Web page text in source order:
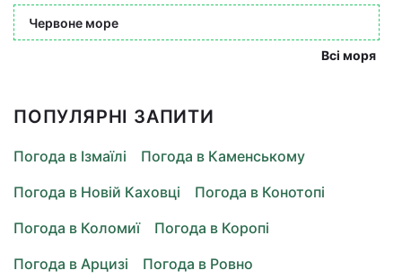
Червоне море
Всі моря
ПОПУЛЯРНІ ЗАПИТИ
Погода в Ізмаїлі
Погода в Каменському
Погода в Новій Каховці
Погода в Конотопі
Погода в Коломиї
Погода в Коропі
Погода в Арцизі
Погода в Ровно